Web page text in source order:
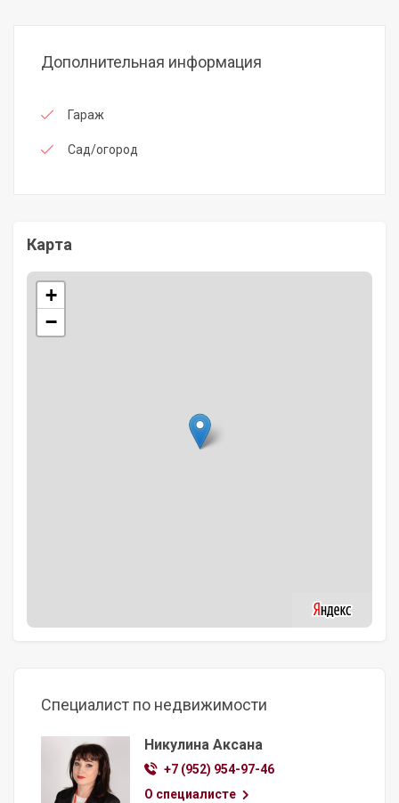
Дополнительная информация
Гараж
Сад/огород
Карта
+
−
Специалист по недвижимости
Никулина Аксана
+7 (952) 954-97-46
О специалисте